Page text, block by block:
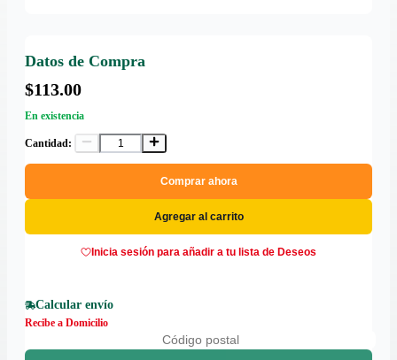
Datos de Compra
$113.00
En existencia
Cantidad:
Comprar ahora
Agregar al carrito
Inicia sesión para añadir a tu lista de Deseos
Calcular envío
Recibe a Domicilio